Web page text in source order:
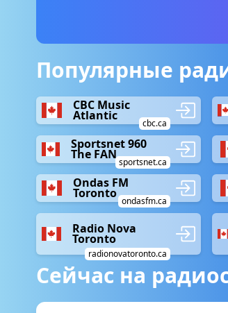
Популярные
CBC Music
Atlantic
cbc.ca
Sportsnet 960
The FAN
sportsnet.ca
Ondas FM
Toronto
ondasfm.ca
Radio Nova
Toronto
radionovatoronto.ca
Сейчас на